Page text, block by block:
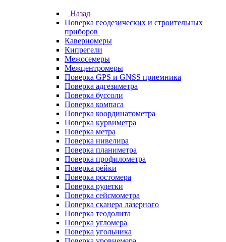
Назад
Поверка геодезических и строительных
приборов
Каверномеры
Кипрегели
Межосемеры
Межцентромеры
Поверка GPS и GNSS приемника
Поверка адгезиметра
Поверка буссоли
Поверка компаса
Поверка координатометра
Поверка курвиметра
Поверка метра
Поверка нивелира
Поверка планиметра
Поверка профилометра
Поверка рейки
Поверка ростомера
Поверка рулетки
Поверка сейсмометра
Поверка сканера лазерного
Поверка теодолита
Поверка угломера
Поверка угольника